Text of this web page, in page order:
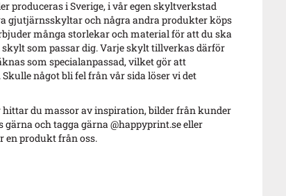
produceras i Sverige, i vår egen skyltverkstad
gjutjärnsskyltar och några andra produkter köps
många storlekar och material för att du ska
som passar dig. Varje skylt tillverkas därför
som specialanpassad, vilket gör att
något bli fel från vår sida löser vi det
hittar du massor av inspiration, bilder från kunder
och tagga gärna @happyprint.se eller
en produkt från oss.